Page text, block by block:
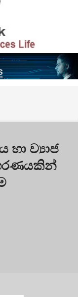
හා ව්‍යාජ